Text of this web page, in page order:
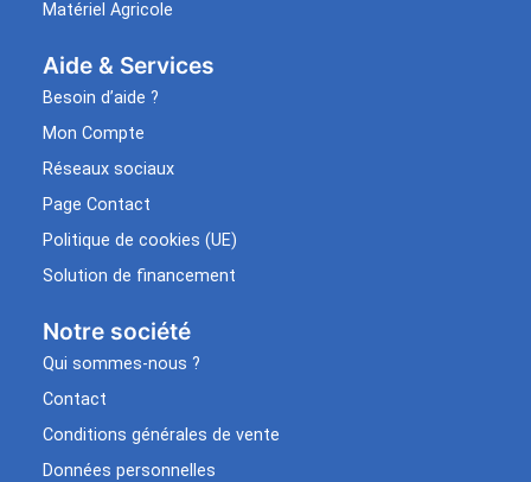
Matériel Agricole
Aide & Services​
Besoin d’aide ?
Mon Compte
Réseaux sociaux
Page Contact
Politique de cookies (UE)
Solution de financement
Notre société
Qui sommes-nous ?
Contact
Conditions générales de vente
Données personnelles